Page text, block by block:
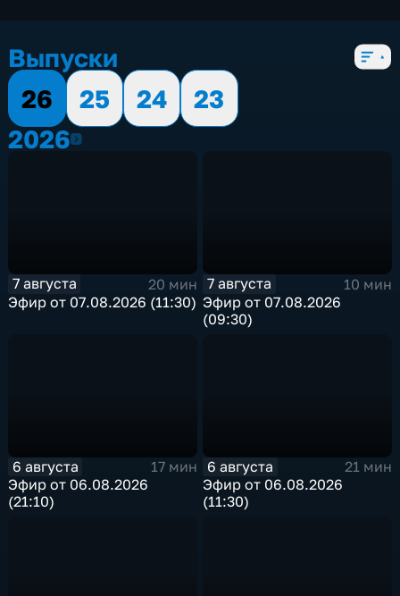
Выпуски
26
25 24
23
20262026
7 августа
20 мин
Эфир от 07.08.2026 (11:30)
7 августа
10 мин
Эфир от 07.08.2026
(09:30)
6 августа
17 мин
Эфир от 06.08.2026
(21:10)
6 августа
21 мин
Эфир от 06.08.2026
(11:30)